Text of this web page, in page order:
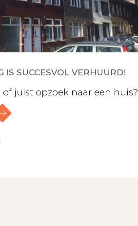
IS SUCCESVOL VERHUURD!
juist opzoek naar een huis?